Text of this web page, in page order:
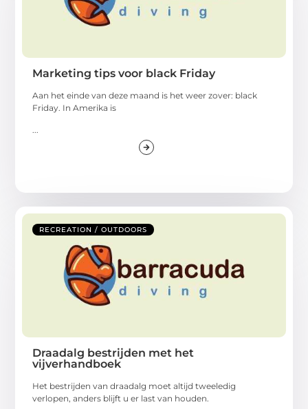
Marketing tips voor black Friday
Aan het einde van deze maand is het weer zover: black
Friday. In Amerika is
...
RECREATION / OUTDOORS
Draadalg bestrijden met het
vijverhandboek
Het bestrijden van draadalg moet altijd tweeledig
verlopen, anders blijft u er last van houden.